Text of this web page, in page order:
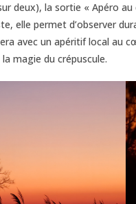
deux), la sortie « Apéro
elle permet d’observer
avec un apéritif local au
magie du crépuscule.